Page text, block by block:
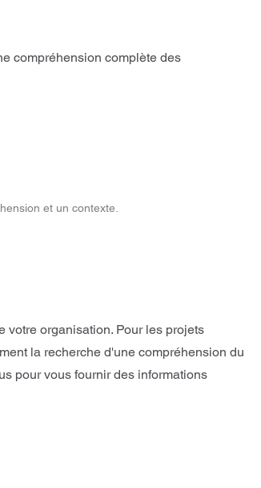
compréhension complète des
et un contexte.
votre organisation. Pour les projets
la recherche d'une compréhension du
pour vous fournir des informations